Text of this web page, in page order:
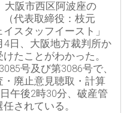
大阪市西区阿波座の
（代表取締役：枝元
スタッフイースト」
4日、大阪地方裁判所か
たことがわかった。
号及び第3086号で、
廃止意見聴取・計算
午後2時30分、破産管
されている。